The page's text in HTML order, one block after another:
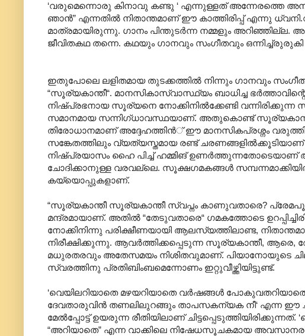
‘വരുമെന്നൊരു കിനാവു കണ്ടു ‘ എന്നുള്ളത് അന്നേരത്തെ
ഞാന്‍” എന്നതില്‍ നിതാന്തമാണ് ഈ കാത്തിരിപ്പ് എന്നു
‍മാത്രമായിരുന്നു. ഗാനം പിന്തുടര്‍ന്ന നമ്മളും അറിഞ്ഞില്ല.
ജീവിതകഥ തന്നെ. കഥയും ഗാനവും സംഗീതവും
ഇതുപോലെ ലളിതമായ തുടക്കത്തില്‍ നിന്നും ഗാനവും
“സൂര്യകാന്തീ“. മാനസികാസ്വാസ്ഥ്യം ബാധിച്ച
നിഷ്പ്രഭനായ സൂര്യനെ നോക്കിനില്‍ക്കേണ്ടി
സമാനമായ സന്നിഗ്ധാവസ്ഥയാണ്. അതുകൊണ്ട്
തിരോധാനമാണ് അദ്ദേഹത്തിന്‍് ഈ മാനസികപ്രശ്നം
സങ്കേതത്തിലും വ്യത്യസ്തമായ രണ്ട്
നിഷ്പ്രയാസം ഹൈ പിച്ച് ഹമ്മിങ് ഉണര്‍ത്തുന്നതോടെയാണ്
ചോദിക്കാനുള്ള വരവല്ലെ. സൂക്ഷഗമകങ്ങള്‍
കയ്യൊപ്പുകളാണ്.
“സൂര്യകാന്തീ സൂര്യകാന്തീ സ്വപ്നം കാണുവതാരെ?
മന്ദ്രമായാണ്. അതില്‍ “തേടുവതാരെ“ ഗമകത്തോടെ
നോക്കിനിന്നു പരിക്ഷീണയായി ആലസ്യത്തിലാണ്ട,
നിരീക്ഷിക്കുന്നു. ആവര്‍ത്തിക്കപ്പെടുന്ന സൂര്യകാന്തീ,
മധുരതരവും അതേസമയം നിശിതവുമാണ്. പിയാനോയുടെ
സ്വരത്തിനു പ്രതിബിംബമെന്നോണം ഇറ്റുവീഴ്ത്തിയിട്ടുണ്ട്.
‘വെയിലറിയാതെ മഴയറിയാതെ വര്‍ഷങ്ങള്‍‍
ദേവതാരുവിന്‍ തണലിലുറങ്ങും താപസകന്യക നീ‘ എന്ന ഈ
മേല്‍പ്പോട്ട് ഉയരുന്ന രീതിയിലാണ്
“അറിയാതെ” എന്ന വാക്കിലെ നിഷേധസൂചകമായ